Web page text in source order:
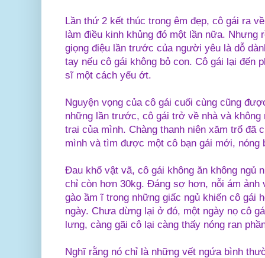
Lần thứ 2 kết thúc trong êm đẹp, cô gái ra
làm điều kinh khủng đó một lần nữa. Nhưng
giọng điệu lần trước của người yêu là dỗ
tay nếu cô gái không bỏ con. Cô gái lại đến
sĩ một cách yếu ớt.
Nguyện vọng của cô gái cuối cùng cũng
những lần trước, cô gái trở về nhà và
trai của mình. Chàng thanh niên xăm trổ đã
mình và tìm được một cô bạn gái mới, nóng
Đau khổ vật vã, cô gái không ăn không ngủ
chỉ còn hơn 30kg. Đáng sợ hơn, nỗi ám ảnh
gào ầm ĩ trong những giấc ngủ khiến cô gái
ngày. Chưa dừng lại ở đó, một ngày nọ cô
lưng, càng gãi cô lại càng thấy nóng ran
Nghĩ rằng nó chỉ là những vết ngứa bình